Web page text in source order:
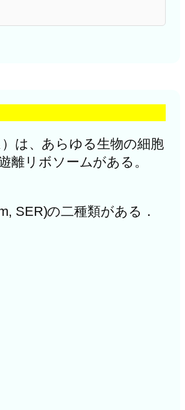
は、あらゆる生物の細胞
離リボソームがある。
SER)の二種類がある．